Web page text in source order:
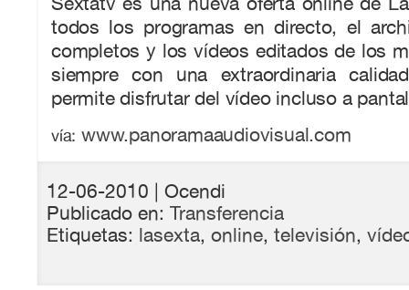
todos los programas en directo, el
completos y los vídeos editados de los
siempre con una extraordinaria
permite disfrutar del vídeo incluso a
vía: www.panoramaaudiovisual.com
12-06-2010 | Ocendi
Publicado en: Transferencia
Etiquetas: lasexta, online, televisión,